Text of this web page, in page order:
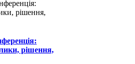
рішення,